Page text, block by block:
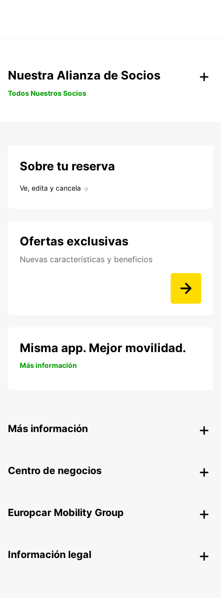
Nuestra Alianza de Socios
Todos Nuestros Socios
Sobre tu reserva
Ve, edita y cancela
Ofertas exclusivas
Nuevas características y beneficios
Misma app. Mejor movilidad.
Más información
Más información
Centro de negocios
Europcar Mobility Group
Información legal